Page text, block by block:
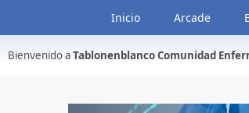
Inicio Arcade
Bienvenido aTablonenblanco Comunidad